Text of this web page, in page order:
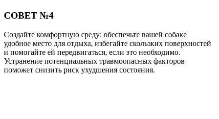
СОВЕТ №4
Создайте комфортную среду: обеспечьте вашей собаке
удобное место для отдыха, избегайте скользких поверхностей
и помогайте ей передвигаться, если это необходимо.
Устранение потенциальных травмоопасных факторов
поможет снизить риск ухудшения состояния.